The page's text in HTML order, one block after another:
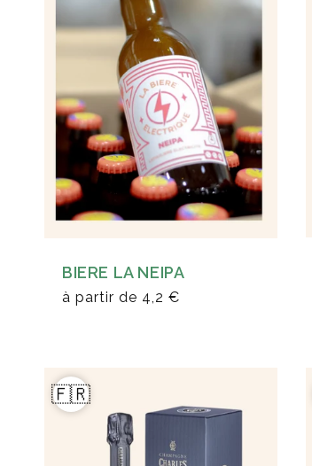
BIERE LA NEIPA
à partir de 4,2 €
🇫🇷